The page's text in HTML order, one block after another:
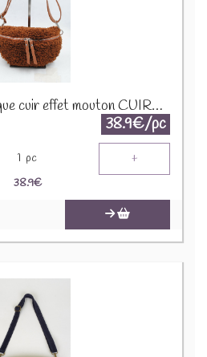
Sac banane synthétique cuir effet mouton CUIR-IT-876-3 Marron
38.9€/pc
1 pc +
38.9€